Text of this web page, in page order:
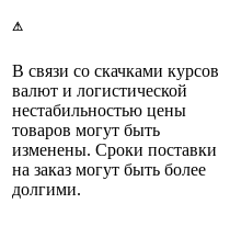
⚠
В связи со скачками курсов
валют и логистической
нестабильностью цены
товаров могут быть
изменены. Сроки поставки
на заказ могут быть более
долгими.